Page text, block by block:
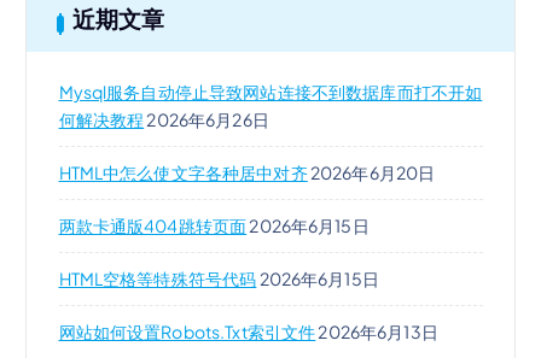
近期文章
Mysql服务自动停止导致网站连接不到数据库而打不开如
何解决教程 2026年6月26日
HTML中怎么使文字各种居中对齐 2026年6月20日
两款卡通版404跳转页面2026年6月15日
HTML空格等特殊符号代码 2026年6月15日
网站如何设置robots.txt索引文件2026年6月13日